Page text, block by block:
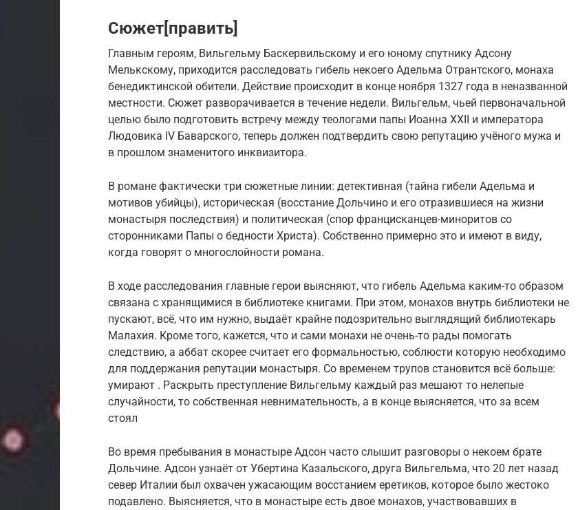
Сюжет[править]
Главным героям, Вильгельму Баскервильскому и его юному спутнику Адсону
Мелькскому, приходится расследовать гибель некоего Адельма Отрантского, монаха
бенедиктинской обители. Действие происходит в конце ноября 1327 года в неназванной
местности. Сюжет разворачивается в течение недели. Вильгельм, чьей первоначальной
целью было подготовить встречу между теологами папы Иоанна XXII и императора
Людовика IV Баварского, теперь должен подтвердить свою репутацию учёного мужа и
в прошлом знаменитого инквизитора.
В романе фактически три сюжетные линии: детективная (тайна гибели Адельма и
мотивов убийцы), историческая (восстание Дольчино и его отразившиеся на жизни
монастыря последствия) и политическая (спор францисканцев-миноритов со
сторонниками Папы о бедности Христа). Собственно примерно это и имеют в виду,
когда говорят о многослойности романа.
В ходе расследования главные герои выясняют, что гибель Адельма каким-то образом
связана с хранящимися в библиотеке книгами. При этом, монахов внутрь библиотеки не
пускают, всё, что им нужно, выдаёт крайне подозрительно выглядящий библиотекарь
Малахия. Кроме того, кажется, что и сами монахи не очень-то рады помогать
следствию, а аббат скорее считает его формальностью, соблюсти которую необходимо
для поддержания репутации монастыря. Со временем трупов становится всё больше:
умирают . Раскрыть преступление Вильгельму каждый раз мешают то нелепые
случайности, то собственная невнимательность, а в конце выясняется, что за всем
стоял
Во время пребывания в монастыре Адсон часто слышит разговоры о некоем брате
Дольчине. Адсон узнаёт от Убертина Казальского, друга Вильгельма, что 20 лет назад
север Италии был охвачен ужасающим восстанием еретиков, которое было жестоко
подавлено. Выясняется, что в монастыре есть двое монахов, участвовавших в